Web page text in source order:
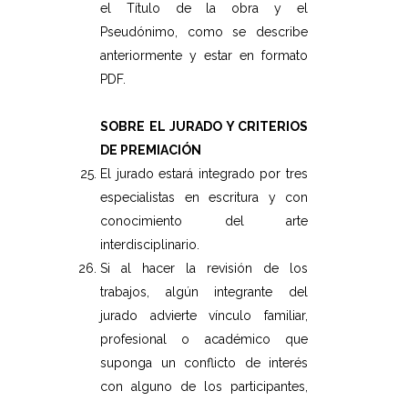
el Título de la obra y el
Pseudónimo, como se describe
anteriormente y estar en formato
PDF.
SOBRE EL JURADO Y CRITERIOS
DE PREMIACIÓN
El jurado estará integrado por tres
especialistas en escritura y con
conocimiento del arte
interdisciplinario.
Si al hacer la revisión de los
trabajos, algún integrante del
jurado advierte vínculo familiar,
profesional o académico que
suponga un conflicto de interés
con alguno de los participantes,